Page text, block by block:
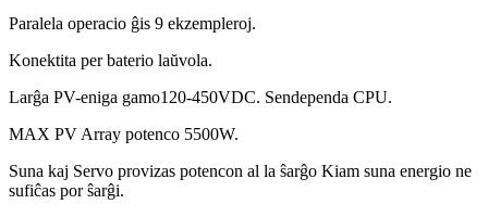
Paralela operacio ĝis 9 ekzempleroj.
Konektita per baterio laŭvola.
Larĝa PV-eniga gamo120-450VDC. Sendependa CPU.
MAX PV Array potenco 5500W.
Suna kaj Servo provizas potencon al la ŝarĝo Kiam suna energio ne
sufiĉas por ŝarĝi.